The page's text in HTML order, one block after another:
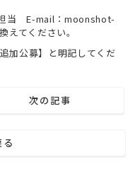
E-mail：moonshot-
てください。
】と明記してくだ
次の記事